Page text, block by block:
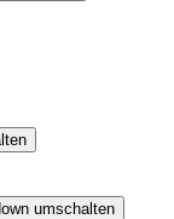
umschalten